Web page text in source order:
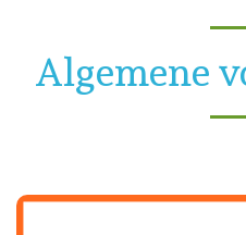
Algemene